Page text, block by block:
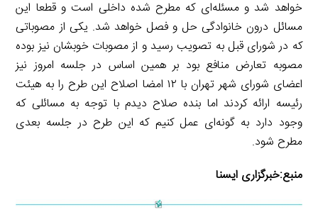
خواهد شد و مسئله‌ای که مطرح شده داخلی است و قطعا این
مسائل درون خانوادگی حل و فصل خواهد شد. یکی از مصوباتی
که در شورای قبل به تصویب رسید و از مصوبات خوبشان نیز بوده
مصوبه تعارض منافع بود بر همین اساس در جلسه امروز نیز
اعضای شورای شهر تهران با ۱۲ امضا اصلاح این طرح را به هیئت
رئیسه ارائه کردند اما بنده صلاح دیدم با توجه به مسائلی که
وجود دارد به گونه‌ای عمل کنیم که این طرح در جلسه بعدی
مطرح شود.
منبع:خبرگزاری ایسنا